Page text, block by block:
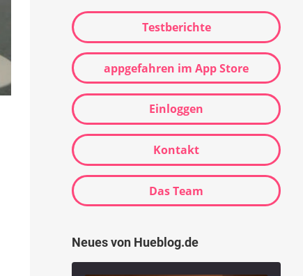
Testberichte
appgefahren im App Store
Einloggen
Kontakt
Das Team
Neues von Hueblog.de